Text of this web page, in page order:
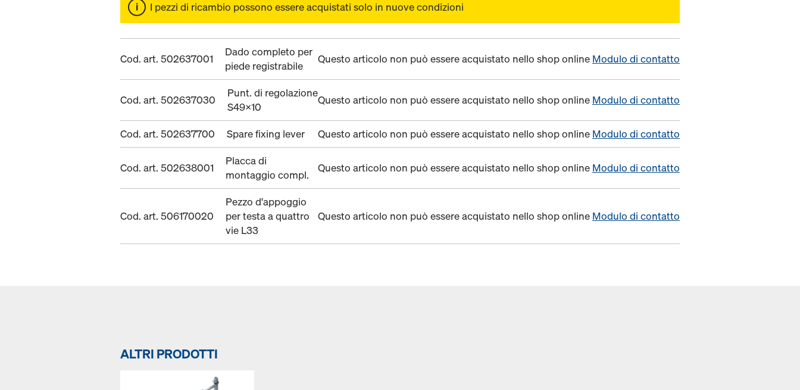
I pezzi di ricambio possono essere acquistati solo in nuove condizioni
Cod. art. 502637001
Dado completo per
piede registrabile
Questo articolo non può essere acquistato nello shop online Modulo di contatto
Cod. art. 502637030
Punt. di regolazione
S49x10
Questo articolo non può essere acquistato nello shop online Modulo di contatto
Cod. art. 502637700 Spare fixing lever Questo articolo non può essere acquistato nello shop online Modulo di contatto
Cod. art. 502638001
Placca di
montaggio compl.
Questo articolo non può essere acquistato nello shop online Modulo di contatto
Cod. art. 506170020
Pezzo d'appoggio
per testa a quattro
vie L33
Questo articolo non può essere acquistato nello shop online Modulo di contatto
ALTRI PRODOTTI